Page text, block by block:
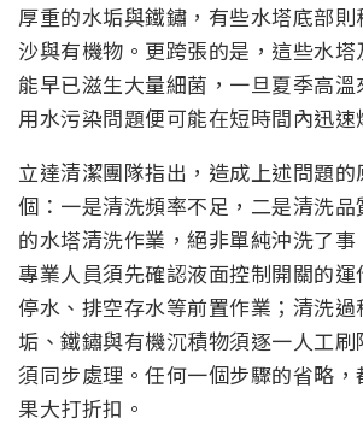
厚重的水垢與鐵鏽，有些水塔底部
沙與有機物。更跨張的是，這些水
能早已滋生大量細菌，一旦夏季高
用水污染問題便可能在短時間內迅速
立達清潔團隊指出，造成上述問題
個：一是清洗頻率不足，二是清洗
的水塔清洗作業，絕非單純沖洗了事
專業人員須先確認液面控制開關的
停水、排空存水等前置作業；清洗
垢、鐵鏽與有機沉積物須逐一人工
須同步處理。任何一個步驟的省略
果大打折扣。